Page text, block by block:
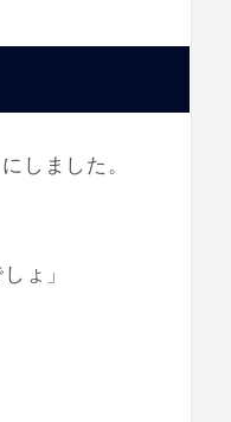
しました。
ょ」